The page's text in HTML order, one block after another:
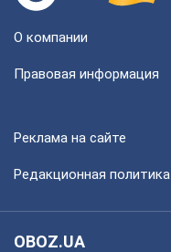
О компании
Правовая информация
Реклама на сайте
Редакционная политика
OBOZ.UA